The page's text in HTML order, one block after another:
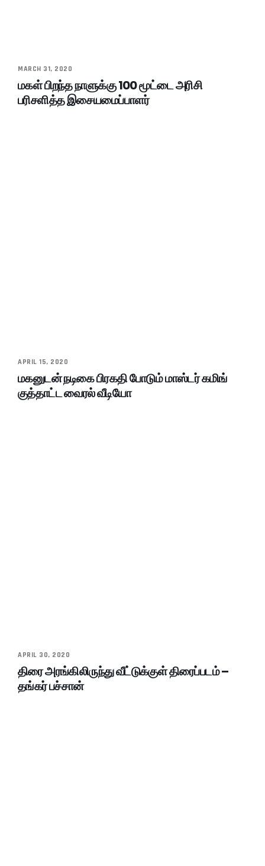
MARCH 31, 2020
மகள் பிறந்த நாளுக்கு 100 மூட்டை அரிசி
பரிசளித்த இசையமைப்பாளர்
APRIL 15, 2020
மகனுடன் நடிகை பிரகதி போடும் மாஸ்டர் கமிங்
குத்தாட்ட வைரல் வீடியோ
APRIL 30, 2020
திரை அரங்கிலிருந்து வீட்டுக்குள் திரைப்படம் –
தங்கர் பச்சான்